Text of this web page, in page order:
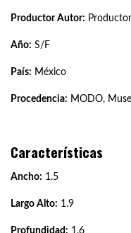
Productor Autor:
Año: S/F
País: México
Procedencia: MODO,
Características
Ancho: 1.5
Largo Alto: 1.9
Profundidad: 1.6